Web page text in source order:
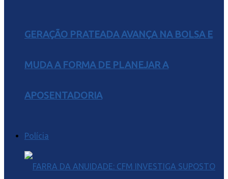
GERAÇÃO PRATEADA AVANÇA NA BOLSA E
MUDA A FORMA DE PLANEJAR A
APOSENTADORIA
Polícia